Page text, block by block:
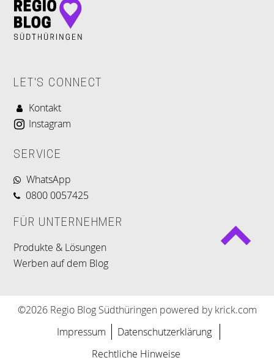
LET'S CONNECT
Kontakt
Instagram
SERVICE
WhatsApp
0800 0057425
FÜR UNTERNEHMER
Produkte & Lösungen
Werben auf dem Blog
©2026 Regio Blog Südthüringen powered by krick.com
Impressum
Datenschutzerklärung
Rechtliche Hinweise